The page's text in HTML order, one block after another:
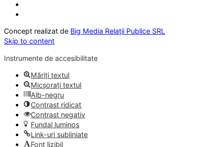
Concept realizat de Big Media Relații Publice SRL
Skip to content
Instrumente de accesibilitate
Măriți textul
Micșorați textul
Alb-negru
Contrast ridicat
Contrast negativ
Fundal luminos
Link-uri subliniate
Font lizibil